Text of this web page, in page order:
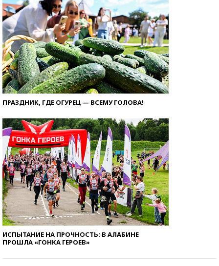
ПРАЗДНИК, ГДЕ ОГУРЕЦ — ВСЕМУ ГОЛОВА!
ИСПЫТАНИЕ НА ПРОЧНОСТЬ: В АЛАБИНЕ
ПРОШЛА «ГОНКА ГЕРОЕВ»